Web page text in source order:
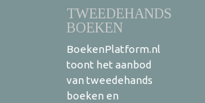
TWEEDEHANDS
BOEKEN
BoekenPlatform.nl
toont het aanbod
van tweedehands
boeken en